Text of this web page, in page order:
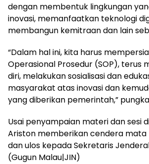
dengan membentuk lingkungan
inovasi, memanfaatkan teknologi
membangun kemitraan dan lain
“Dalam hal ini, kita harus
Operasional Prosedur (SOP), terus
diri, melakukan sosialisasi dan
masyarakat atas inovasi dan
yang diberikan pemerintah,”
Usai penyampaian materi dan sesi
Ariston memberikan cendera
dan ulos kepada Sekretaris
(Gugun Malau|JIN)